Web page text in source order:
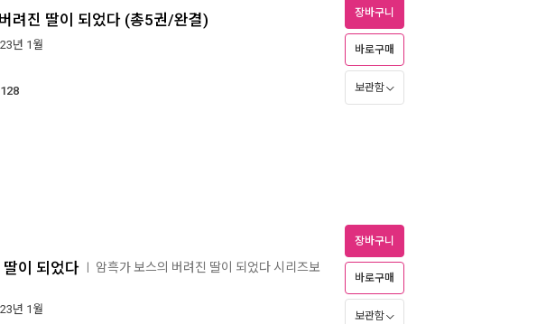
려진 딸이 되었다 (총5권/완결)
년 1월
128
장바구니
바로구매
보관함
이 되었다 암흑가 보스의 버려진 딸이 되었다 시리즈보
년 1월
장바구니
바로구매
보관함